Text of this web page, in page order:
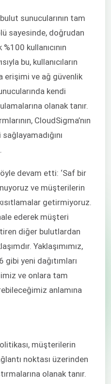
sunucularının tam
sayesinde, doğrudan
kullanıcının
bu, kullanıcıların
erişimi ve ağ güvenlik
kendi
olanak tanır.
CloudSigma’nın
devam etti: ‘Saf bir
ve müşterilerin
getirmiyoruz.
ederek müşteri
diğer bulutlardan
Yaklaşımımız,
yeni dağıtımları
ve onlara tam
anlamına
müşterilerin
noktası üzerinden
olanak tanır.